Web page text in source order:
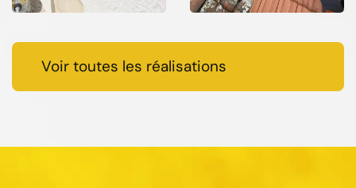
Voir toutes les réalisations